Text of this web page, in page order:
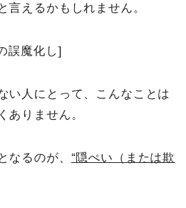
と言えるかもしれません。
誤魔化し]
い人にとって、こんなことは
ありません。
なるのが、 “隠ぺい（または欺